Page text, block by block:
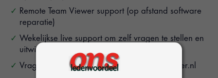
Remote Team Viewer support (op afstand software
reparatie)
Wekelijkse live support om zelf vragen te stellen en
uitwisseling van tips & tricks
Vragen support of garantie via
info@digisurfer.nl